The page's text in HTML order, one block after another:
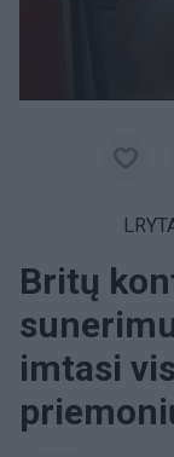
Britų
imtasi